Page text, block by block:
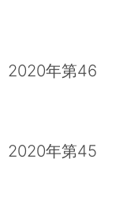
2020年第46
2020年第45